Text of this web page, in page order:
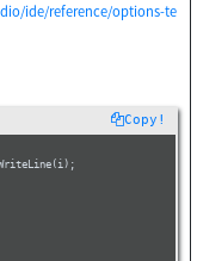
ide/reference/options-te
Copy!